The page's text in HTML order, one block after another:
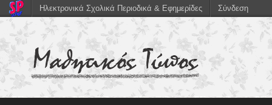
Ηλεκτρονικά Σχολικά Περιοδικά & Εφημερίδες Σύνδεση